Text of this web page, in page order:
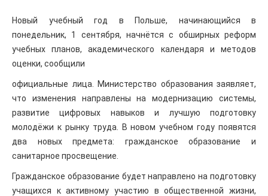
Новый учебный год в Польше, начинающийся в
понедельник, 1 сентября, начнётся с обширных реформ
учебных планов, академического календаря и методов
оценки, сообщили
официальные лица. Министерство образования заявляет,
что изменения направлены на модернизацию системы,
развитие цифровых навыков и лучшую подготовку
молодёжи к рынку труда. В новом учебном году появятся
два новых предмета: гражданское образование и
санитарное просвещение.
Гражданское образование будет направлено на подготовку
учащихся к активному участию в общественной жизни,